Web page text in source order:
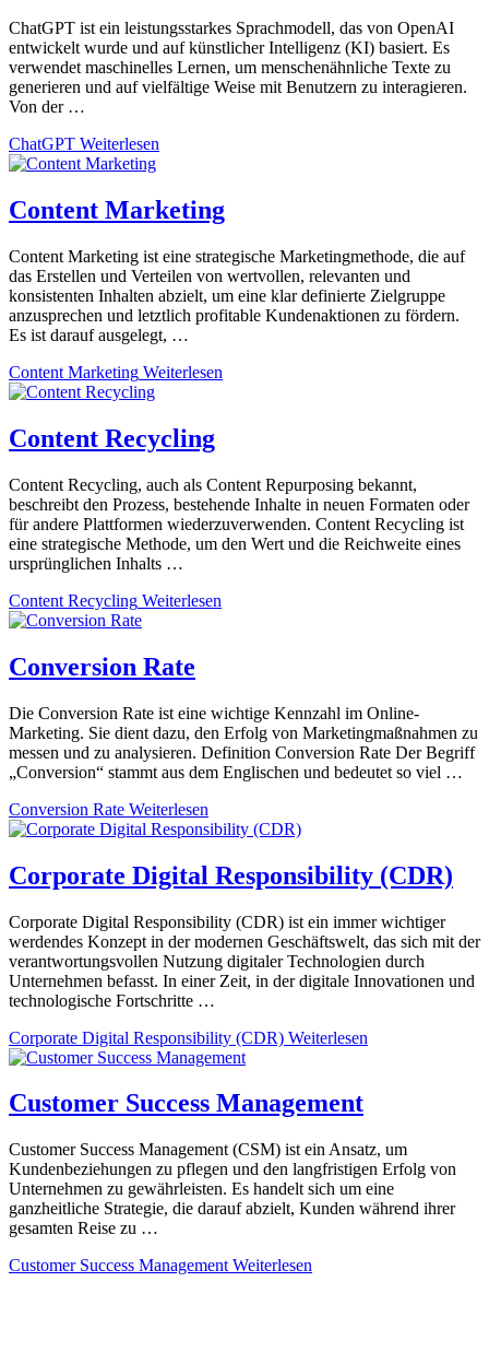
ChatGPT ist ein leistungsstarkes Sprachmodell, das von OpenAI
entwickelt wurde und auf künstlicher Intelligenz (KI) basiert. Es
verwendet maschinelles Lernen, um menschenähnliche Texte zu
generieren und auf vielfältige Weise mit Benutzern zu interagieren.
Von der …
ChatGPT Weiterlesen
Content Marketing
Content Marketing ist eine strategische Marketingmethode, die auf
das Erstellen und Verteilen von wertvollen, relevanten und
konsistenten Inhalten abzielt, um eine klar definierte Zielgruppe
anzusprechen und letztlich profitable Kundenaktionen zu fördern.
Es ist darauf ausgelegt, …
Content Marketing Weiterlesen
Content Recycling
Content Recycling, auch als Content Repurposing bekannt,
beschreibt den Prozess, bestehende Inhalte in neuen Formaten oder
für andere Plattformen wiederzuverwenden. Content Recycling ist
eine strategische Methode, um den Wert und die Reichweite eines
ursprünglichen Inhalts …
Content Recycling Weiterlesen
Conversion Rate
Die Conversion Rate ist eine wichtige Kennzahl im Online-
Marketing. Sie dient dazu, den Erfolg von Marketingmaßnahmen zu
messen und zu analysieren. Definition Conversion Rate Der Begriff
„Conversion“ stammt aus dem Englischen und bedeutet so viel …
Conversion Rate Weiterlesen
Corporate Digital Responsibility (CDR)
Corporate Digital Responsibility (CDR) ist ein immer wichtiger
werdendes Konzept in der modernen Geschäftswelt, das sich mit der
verantwortungsvollen Nutzung digitaler Technologien durch
Unternehmen befasst. In einer Zeit, in der digitale Innovationen und
technologische Fortschritte …
Corporate Digital Responsibility (CDR) Weiterlesen
Customer Success Management
Customer Success Management (CSM) ist ein Ansatz, um
Kundenbeziehungen zu pflegen und den langfristigen Erfolg von
Unternehmen zu gewährleisten. Es handelt sich um eine
ganzheitliche Strategie, die darauf abzielt, Kunden während ihrer
gesamten Reise zu …
Customer Success Management Weiterlesen